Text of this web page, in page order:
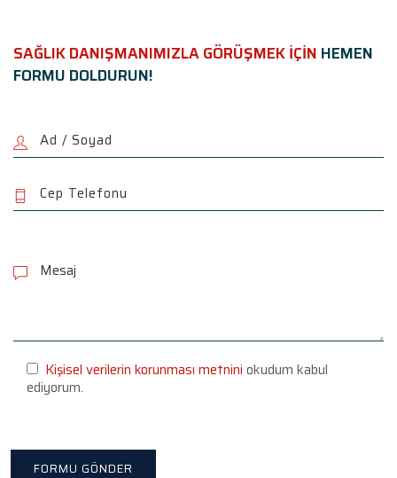
SAĞLIK DANIŞMANIMIZLA GÖRÜŞMEK İÇİN HEMEN
FORMU DOLDURUN!
l
e
h
Kişisel verilerin korunması metnini okudum kabul
ediyorum.